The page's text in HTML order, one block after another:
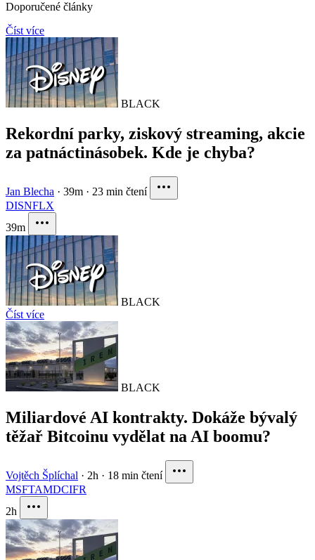
Doporučené články
Číst více
BLACK
Rekordní parky, ziskový streaming, akcie
za patnáctinásobek. Kde je chyba?
Jan Blecha · 39m · 23 min čtení
DISNFLX
39m
BLACK
Číst více
BLACK
Miliardové AI kontrakty. Dokáže bývalý
těžař Bitcoinu vydělat na AI boomu?
Vojtěch Šplíchal · 2h · 18 min čtení
MSFTAMDCIFR
2h